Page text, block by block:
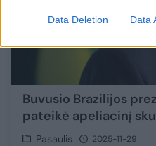
Data Deletion Data
Buvusio Brazilijos
pateikė apeliacinį
Pasaulis 2025-11-29